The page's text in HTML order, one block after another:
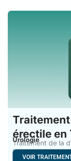
érectile en
Urologie
Traitement de la
beaucoup, un
VOIR